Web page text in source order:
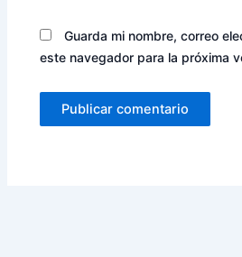
Guarda mi nombre, correo
este navegador para la próxima